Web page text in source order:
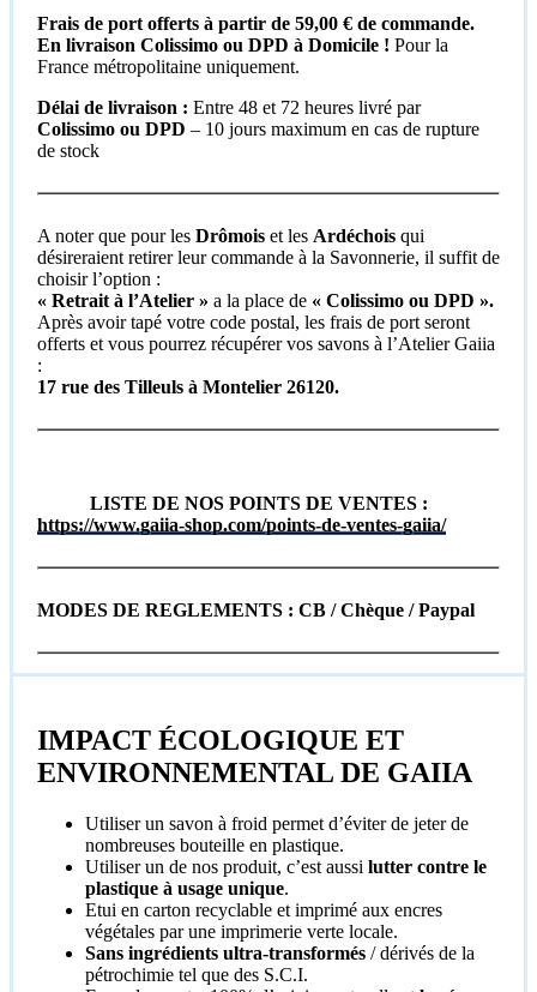
Frais de port offerts à partir de 59,00 € de commande.
En livraison Colissimo ou DPD à Domicile ! Pour la
France métropolitaine uniquement.
Délai de livraison : Entre 48 et 72 heures livré par
Colissimo ou DPD – 10 jours maximum en cas de rupture
de stock
A noter que pour les Drômois et les Ardéchois qui
désireraient retirer leur commande à la Savonnerie, il suffit de
choisir l’option :
« Retrait à l’Atelier » a la place de « Colissimo ou DPD ».
Après avoir tapé votre code postal, les frais de port seront
offerts et vous pourrez récupérer vos savons à l’Atelier Gaiia
:
17 rue des Tilleuls à Montelier 26120.
LISTE DE NOS POINTS DE VENTES :
https://www.gaiia-shop.com/points-de-ventes-gaiia/
MODES DE REGLEMENTS : CB / Chèque / Paypal
IMPACT ÉCOLOGIQUE ET
ENVIRONNEMENTAL DE GAIIA
Utiliser un savon à froid permet d’éviter de jeter de
nombreuses bouteille en plastique.
Utiliser un de nos produit, c’est aussi lutter contre le
plastique à usage unique.
Etui en carton recyclable et imprimé aux encres
végétales par une imprimerie verte locale.
Sans ingrédients ultra-transformés / dérivés de la
pétrochimie tel que des S.C.I.